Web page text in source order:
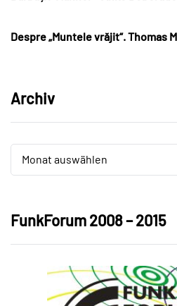
Despre „Muntele vrăjit“. Thomas
Archiv
Monat auswählen
Archiv
FunkForum 2008 – 2015